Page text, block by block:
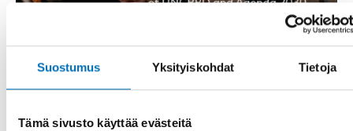
Suostumus Yksityiskohdat Tietoja
Tämä sivusto käyttää evästeitä
RAPORTTI-VAMMAISKYSYMYKSET
Nordic indicators for cooperation on disability
– Monitoring the implementation of UNCRPD